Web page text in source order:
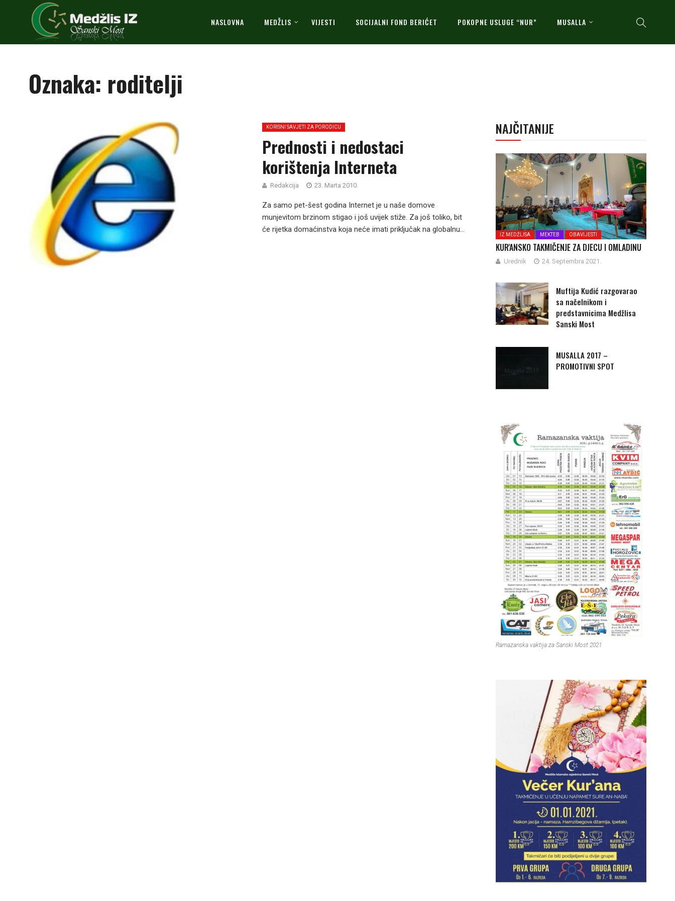
NASLOVNA MEDŽLIS VIJESTI SOCIJALNI FOND BERIĆET POKOPNE USLUGE “NUR” MUSALLA
Oznaka: roditelji
KORISNI SAVJETI ZA PORODICU
Prednosti i nedostaci
korištenja Interneta
Redakcija 23. Marta 2010.
Za samo pet-šest godina Internet je u naše domove
munjevitom brzinom stigao i još uvijek stiže. Za još toliko, bit
će rijetka domaćinstva koja neće imati priključak na globalnu...
NAJČITANIJE
IZ MEDŽLISA MEKTEB OBAVIJESTI
KUR'ANSKO TAKMIČENJE ZA DJECU I OMLADINU
Urednik 24. Septembra 2021.
Muftija Kudić razgovarao
sa načelnikom i
predstavnicima Medžlisa
Sanski Most
MUSALLA 2017 –
PROMOTIVNI SPOT
Ramazanska vaktija za Sanski Most 2021